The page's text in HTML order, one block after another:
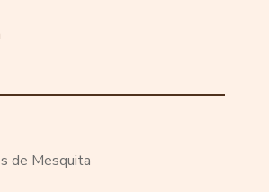
de Mesquita